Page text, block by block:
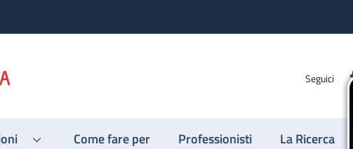
Seguici
Come fare per Professionisti La Ricerca